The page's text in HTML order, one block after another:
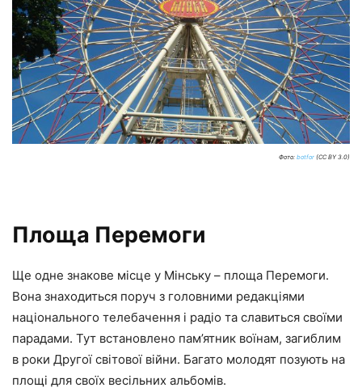
Фото: botfor (CC BY 3.0)
Площа Перемоги
Ще одне знакове місце у Мінську – площа Перемоги.
Вона знаходиться поруч з головними редакціями
національного телебачення і радіо та славиться своїми
парадами. Тут встановлено пам’ятник воїнам, загиблим
в роки Другої світової війни. Багато молодят позують на
площі для своїх весільних альбомів.